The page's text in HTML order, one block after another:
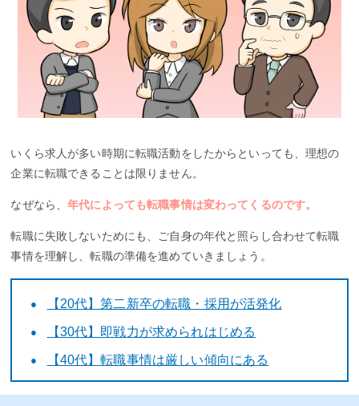
いくら求人が多い時期に転職活動をしたからといっても、理想の
企業に転職できることは限りません。
なぜなら、年代によっても転職事情は変わってくるのです。
転職に失敗しないためにも、ご自身の年代と照らし合わせて転職
事情を理解し、転職の準備を進めていきましょう。
【20代】第二新卒の転職・採用が活発化
【30代】即戦力が求められはじめる
【40代】転職事情は厳しい傾向にある